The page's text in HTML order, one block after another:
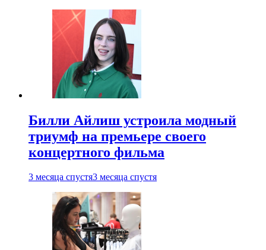
Билли Айлиш устроила модный
триумф на премьере своего
концертного фильма
3 месяца спустя3 месяца спустя